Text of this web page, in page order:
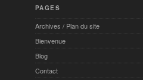
PAGES
Archives / Plan du site
Bienvenue
Blog
Contact